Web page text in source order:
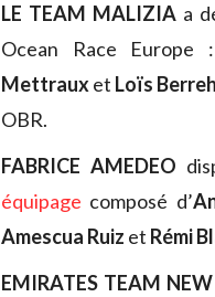
LE TEAM MALIZIA a
Ocean Race
Mettrauxet Loïs
OBR.
FABRICE AMEDEO
équipage composé d’
Amescua Ruiz et Rémi
EMIRATES TEAM